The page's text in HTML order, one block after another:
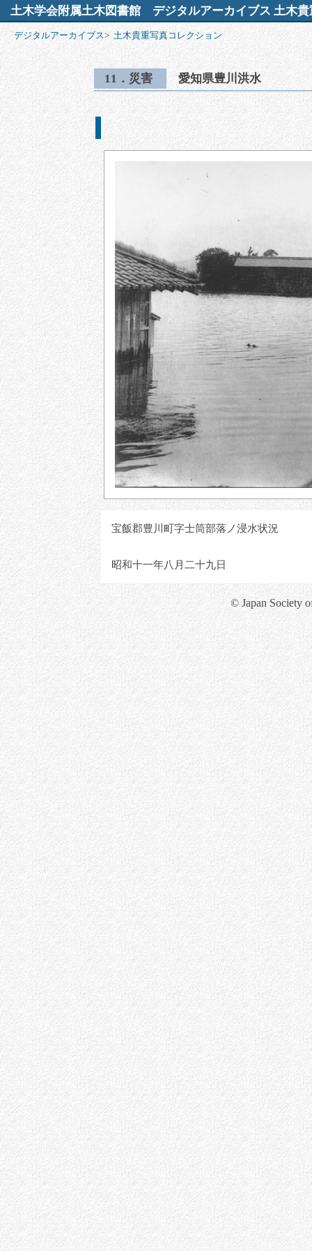
土木学会附属土木図書館 デジタルアーカイブス 土木貴
デジタルアーカイブス> 土木貴重写真コレクション
11．災害 愛知県豊川洪水
宝飯郡豊川町字士筒部落ノ浸水状況
昭和十一年八月二十九日
© Japan Society